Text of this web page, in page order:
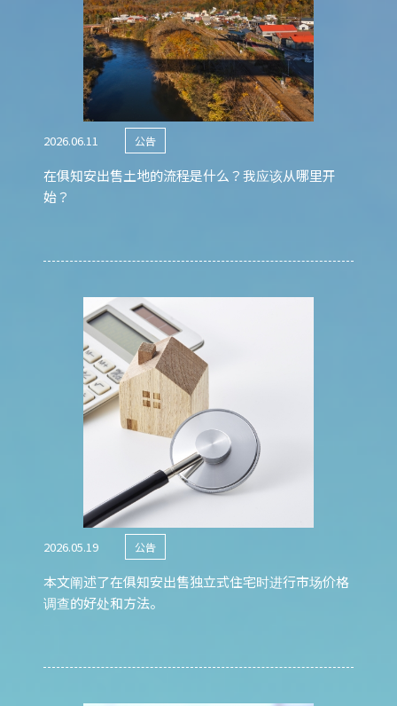
2026.06.11 公告
在俱知安出售土地的流程是什么？我应该从哪里开
始？
2026.05.19 公告
本文阐述了在俱知安出售独立式住宅时进行市场价格
调查的好处和方法。